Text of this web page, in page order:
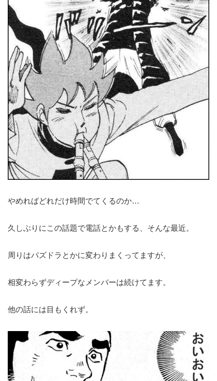
やめればどれだけ時間でてくるのか…
久しぶりにこの話題で電話とかもする、そんな最近。
周りはパズドラとかに変わりまくってますが、
相変わらずディープなメンバーは続けてます。
他の話には目もくれず。